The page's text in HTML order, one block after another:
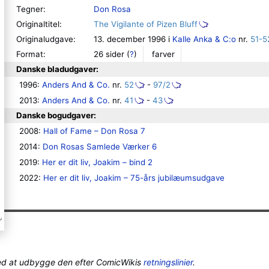
Tegner:
Don Rosa
Originaltitel:
The Vigilante of Pizen Bluff
Originaludgave:
13. december 1996 i Kalle Anka & C:o nr. 51-
Format:
26 sider (?)
farver
Danske bladudgaver:
1996: Anders And & Co. nr. 52 - 97/2
2013: Anders And & Co. nr. 41 - 43
Danske bogudgaver:
2008: Hall of Fame – Don Rosa 7
2014: Don Rosas Samlede Værker 6
2019: Her er dit liv, Joakim – bind 2
2022: Her er dit liv, Joakim – 75-års jubilæumsudgave
at udbygge den efter ComicWikis retningslinier.